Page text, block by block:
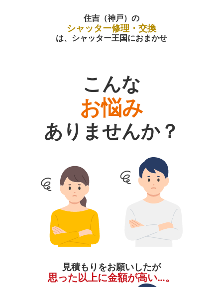
住吉（神戸）の
シャッター修理・交換
は、シャッター王国におまかせ
こんな
お悩み
ありませんか？
見積もりをお願いしたが
思った以上に金額が高い…。